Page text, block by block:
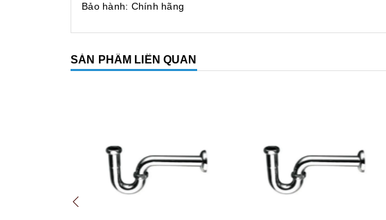
Bảo hành: Chính hãng
SẢN PHẨM LIÊN QUAN